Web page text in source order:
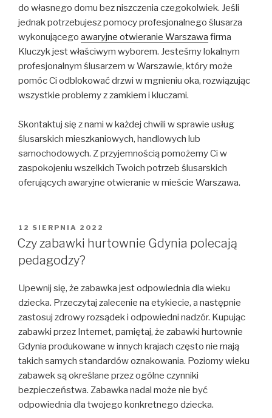
do własnego domu bez niszczenia czegokolwiek. Jeśli
jednak potrzebujesz pomocy profesjonalnego ślusarza
wykonującego awaryjne otwieranie Warszawa firma
Kluczyk jest właściwym wyborem. Jesteśmy lokalnym
profesjonalnym ślusarzem w Warszawie, który może
pomóc Ci odblokować drzwi w mgnieniu oka, rozwiązując
wszystkie problemy z zamkiem i kluczami.
Skontaktuj się z nami w każdej chwili w sprawie usług
ślusarskich mieszkaniowych, handlowych lub
samochodowych. Z przyjemnością pomożemy Ci w
zaspokojeniu wszelkich Twoich potrzeb ślusarskich
oferujących awaryjne otwieranie w mieście Warszawa.
OPUBLIKOWANE
W
12 SIERPNIA 2022
Czy zabawki hurtownie Gdynia polecają
pedagodzy?
Upewnij się, że zabawka jest odpowiednia dla wieku
dziecka. Przeczytaj zalecenie na etykiecie, a następnie
zastosuj zdrowy rozsądek i odpowiedni nadzór. Kupując
zabawki przez Internet, pamiętaj, że zabawki hurtownie
Gdynia produkowane w innych krajach często nie mają
takich samych standardów oznakowania. Poziomy wieku
zabawek są określane przez ogólne czynniki
bezpieczeństwa. Zabawka nadal może nie być
odpowiednia dla twojego konkretnego dziecka.